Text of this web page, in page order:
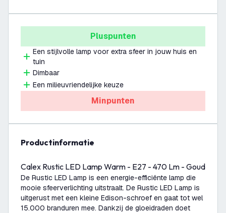
Pluspunten
Een stijlvolle lamp voor extra sfeer in jouw huis en
tuin
Dimbaar
Een milieuvriendelijke keuze
Minpunten
productinformatie
Calex Rustic LED Lamp Warm - E27 - 470 Lm - Goud
De Rustic LED Lamp is een energie-efficiënte lamp die
mooie sfeerverlichting uitstraalt. De Rustic LED Lamp is
uitgerust met een kleine Edison-schroef en gaat tot wel
15.000 branduren mee. Dankzij de gloeidraden doet